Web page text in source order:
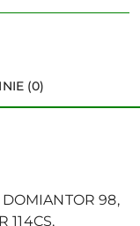
(0)
98,
114CS,